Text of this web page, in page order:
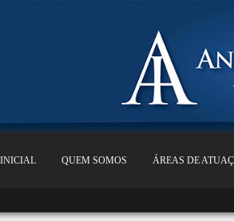
INICIAL QUEM SOMOS ÁREAS DE